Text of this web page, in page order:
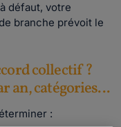
défaut, votre
branche prévoit le
collectif ?
an, catégories...
: